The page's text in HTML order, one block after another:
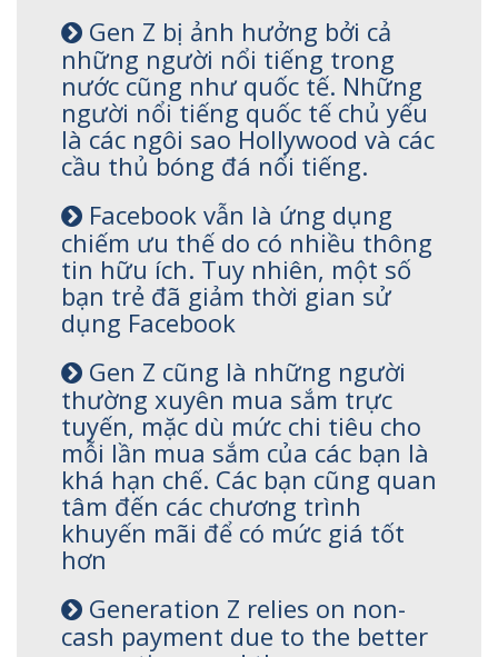
Gen Z bị ảnh hưởng bởi cả
những người nổi tiếng trong
nước cũng như quốc tế. Những
người nổi tiếng quốc tế chủ yếu
là các ngôi sao Hollywood và các
cầu thủ bóng đá nổi tiếng.
Facebook vẫn là ứng dụng
chiếm ưu thế do có nhiều thông
tin hữu ích. Tuy nhiên, một số
bạn trẻ đã giảm thời gian sử
dụng Facebook
Gen Z cũng là những người
thường xuyên mua sắm trực
tuyến, mặc dù mức chi tiêu cho
mỗi lần mua sắm của các bạn là
khá hạn chế. Các bạn cũng quan
tâm đến các chương trình
khuyến mãi để có mức giá tốt
hơn
Generation Z relies on non-
cash payment due to the better